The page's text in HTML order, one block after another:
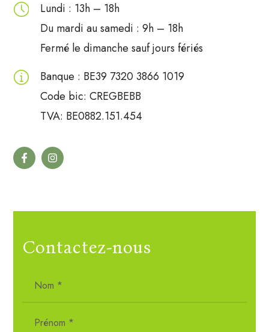
Lundi : 13h – 18h
Du mardi au samedi : 9h – 18h
Fermé le dimanche sauf jours fériés
Banque : BE39 7320 3866 1019
Code bic: CREGBEBB
TVA: BE0882.151.454
Contactez-nous